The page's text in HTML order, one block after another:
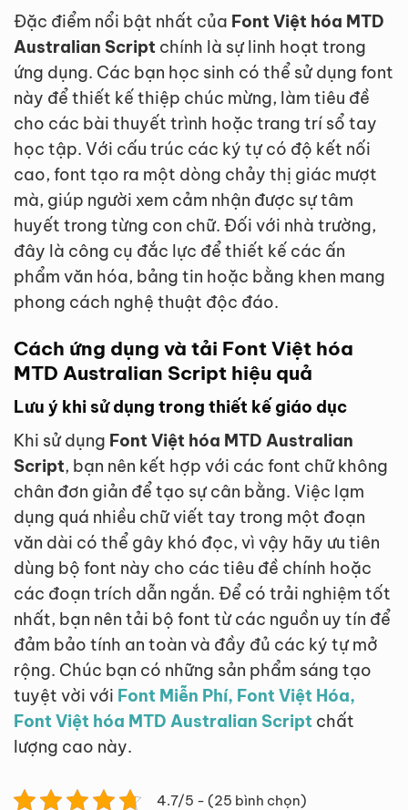
Đặc điểm nổi bật nhất của Font Việt hóa MTD
Australian Script chính là sự linh hoạt trong
ứng dụng. Các bạn học sinh có thể sử dụng font
này để thiết kế thiệp chúc mừng, làm tiêu đề
cho các bài thuyết trình hoặc trang trí sổ tay
học tập. Với cấu trúc các ký tự có độ kết nối
cao, font tạo ra một dòng chảy thị giác mượt
mà, giúp người xem cảm nhận được sự tâm
huyết trong từng con chữ. Đối với nhà trường,
đây là công cụ đắc lực để thiết kế các ấn
phẩm văn hóa, bảng tin hoặc bằng khen mang
phong cách nghệ thuật độc đáo.
Cách ứng dụng và tải Font Việt hóa
MTD Australian Script hiệu quả
Lưu ý khi sử dụng trong thiết kế giáo dục
Khi sử dụng Font Việt hóa MTD Australian
Script, bạn nên kết hợp với các font chữ không
chân đơn giản để tạo sự cân bằng. Việc lạm
dụng quá nhiều chữ viết tay trong một đoạn
văn dài có thể gây khó đọc, vì vậy hãy ưu tiên
dùng bộ font này cho các tiêu đề chính hoặc
các đoạn trích dẫn ngắn. Để có trải nghiệm tốt
nhất, bạn nên tải bộ font từ các nguồn uy tín để
đảm bảo tính an toàn và đầy đủ các ký tự mở
rộng. Chúc bạn có những sản phẩm sáng tạo
tuyệt vời với Font Miễn Phí, Font Việt Hóa,
Font Việt hóa MTD Australian Script chất
lượng cao này.
4.7/5 - (25 bình chọn)